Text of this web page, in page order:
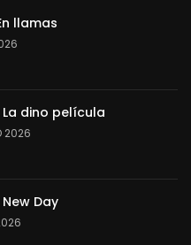
llamas
La dino película
2026
Day